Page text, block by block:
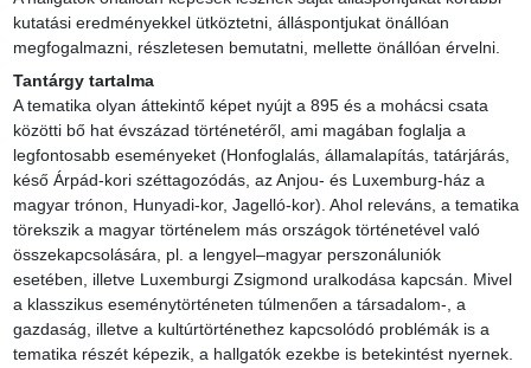
kutatási eredményekkel ütköztetni, álláspontjukat önállóan
megfogalmazni, részletesen bemutatni, mellette önállóan érvelni.
Tantárgy tartalma
A tematika olyan áttekintő képet nyújt a 895 és a mohácsi csata
közötti bő hat évszázad történetéről, ami magában foglalja a
legfontosabb eseményeket (Honfoglalás, államalapítás, tatárjárás,
késő Árpád-kori széttagozódás, az Anjou- és Luxemburg-ház a
magyar trónon, Hunyadi-kor, Jagelló-kor). Ahol releváns, a tematika
törekszik a magyar történelem más országok történetével való
összekapcsolására, pl. a lengyel–magyar perszonáluniók
esetében, illetve Luxemburgi Zsigmond uralkodása kapcsán. Mivel
a klasszikus eseménytörténeten túlmenően a társadalom-, a
gazdaság, illetve a kultúrtörténethez kapcsolódó problémák is a
tematika részét képezik, a hallgatók ezekbe is betekintést nyernek.